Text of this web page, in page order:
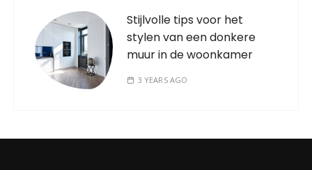
Stijlvolle tips voor het
stylen van een donkere
muur in de woonkamer
3 YEARS AGO